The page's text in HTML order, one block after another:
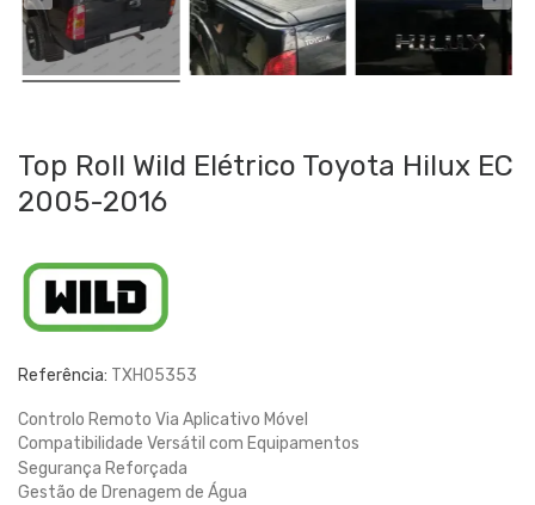
Top Roll Wild Elétrico Toyota Hilux EC
2005-2016
Referência: TXH05353
Controlo Remoto Via Aplicativo Móvel
Compatibilidade Versátil com Equipamentos
Segurança Reforçada
Gestão de Drenagem de Água